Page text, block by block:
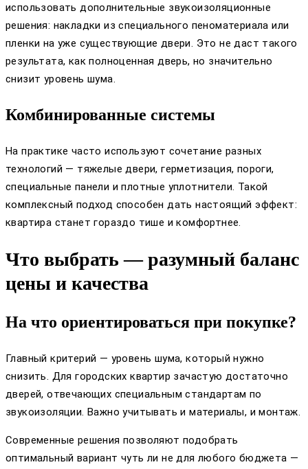
использовать дополнительные звукоизоляционные
решения: накладки из специального пеноматериала или
пленки на уже существующие двери. Это не даст такого
результата, как полноценная дверь, но значительно
снизит уровень шума.
Комбинированные системы
На практике часто используют сочетание разных
технологий — тяжелые двери, герметизация, пороги,
специальные панели и плотные уплотнители. Такой
комплексный подход способен дать настоящий эффект:
квартира станет гораздо тише и комфортнее.
Что выбрать — разумный баланс
цены и качества
На что ориентироваться при покупке?
Главный критерий — уровень шума, который нужно
снизить. Для городских квартир зачастую достаточно
дверей, отвечающих специальным стандартам по
звукоизоляции. Важно учитывать и материалы, и монтаж.
Современные решения позволяют подобрать
оптимальный вариант чуть ли не для любого бюджета —